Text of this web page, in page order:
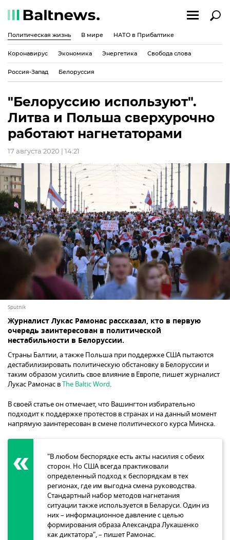
Политическая жизнь В мире НАТО в Прибалтике
Коронавирус Экономика Энергетика Свобода слова
Россия-Запад Белоруссия
"Белоруссию используют".
Литва и Польша сверхурочно
работают нагнетаторами
17 августа 2020 | 14:21
Sputnik
Журналист Лукас Рамонас рассказал, кто в первую
очередь заинтересован в политической
нестабильности в Белоруссии.
Страны Балтии, а также Польша при поддержке США пытаются
дестабилизировать политическую обстановку в Белоруссии и
таким образом усилить свое влияние в Европе, пишет журналист
Лукас Рамонас вThe Baltic Word.
В своей статье он отмечает, что Вашингтон избирательно
подходит к поддержке протестов в странах и на данный момент
напрямую заинтересован в смене политического курса Минска.
"В любом беспорядке есть акты насилия с обеих
сторон. Но США всегда практиковали
определенный подход к беспорядкам в тех
регионах, где им выгодна смена руководства.
Стандартный набор методов нагнетания
ситуации также используется в Беларуси. Один из
них – информационное давление с целью
формирования образа Александра Лукашенко
как диктатора", – пишет Рамонас.